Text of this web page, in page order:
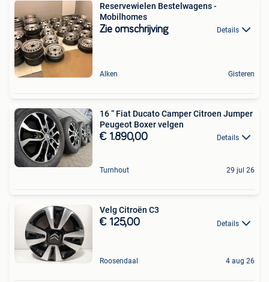
Reservewielen Bestelwagens -
Mobilhomes
Zie omschrijving Details
Alken Gisteren
16 “ Fiat Ducato Camper Citroen Jumper
Peugeot Boxer velgen
€ 1.890,00 Details
Turnhout 29 jul 26
Velg Citroën C3
€ 125,00 Details
Roosendaal 4 aug 26